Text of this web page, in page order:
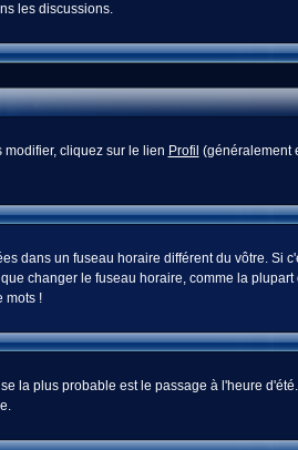
les discussions.
cliquez sur le lien Profil (généralement
dans un fuseau horaire différent du vôtre.
changer le fuseau horaire, comme la
mots !
la plus probable est le passage à l'heure